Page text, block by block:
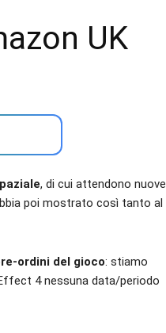
UK
, di cui attendono nuove
poi mostrato così tanto al
ordini del gioco: stiamo
4 nessuna data/periodo